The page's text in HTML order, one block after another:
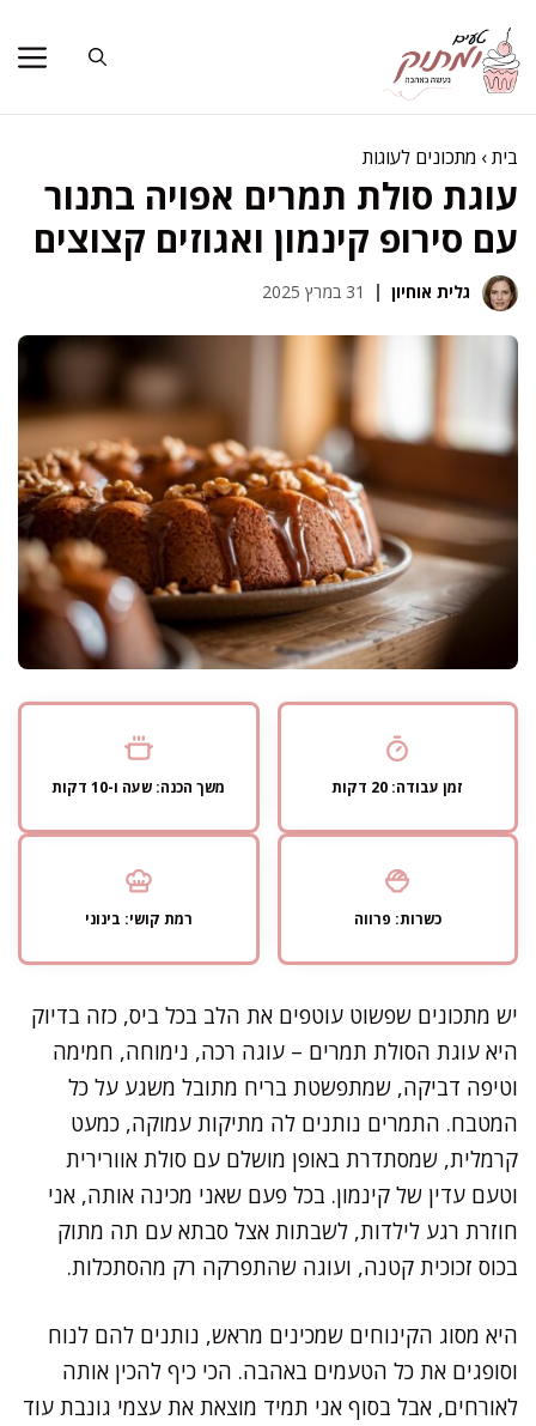
לתוכן
בית› מתכונים לעוגות
עוגת סולת תמרים אפויה בתנור
עם סירופ קינמון ואגוזים קצוצים
גלית אוחיון 31 במרץ 2025
זמן עבודה: 20 דקות משך הכנה: שעה ו-10 דקות
כשרות: פרווה רמת קושי: בינוני
יש מתכונים שפשוט עוטפים את הלב בכל ביס, כזה בדיוק
היא עוגת הסולת תמרים – עוגה רכה, נימוחה, חמימה
וטיפה דביקה, שמתפשטת בריח מתובל משגע על כל
המטבח. התמרים נותנים לה מתיקות עמוקה, כמעט
קרמלית, שמסתדרת באופן מושלם עם סולת אוורירית
וטעם עדין של קינמון. בכל פעם שאני מכינה אותה, אני
חוזרת רגע לילדות, לשבתות אצל סבתא עם תה מתוק
בכוס זכוכית קטנה, ועוגה שהתפרקה רק מהסתכלות.
היא מסוג הקינוחים שמכינים מראש, נותנים להם לנוח
וסופגים את כל הטעמים באהבה. הכי כיף להכין אותה
לאורחים, אבל בסוף אני תמיד מוצאת את עצמי גונבת עוד